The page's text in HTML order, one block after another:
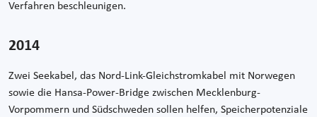
Verfahren beschleunigen.
2014
Zwei Seekabel, das Nord-Link-Gleichstromkabel mit Norwegen
sowie die Hansa-Power-Bridge zwischen Mecklenburg-
Vorpommern und Südschweden sollen helfen, Speicherpotenziale